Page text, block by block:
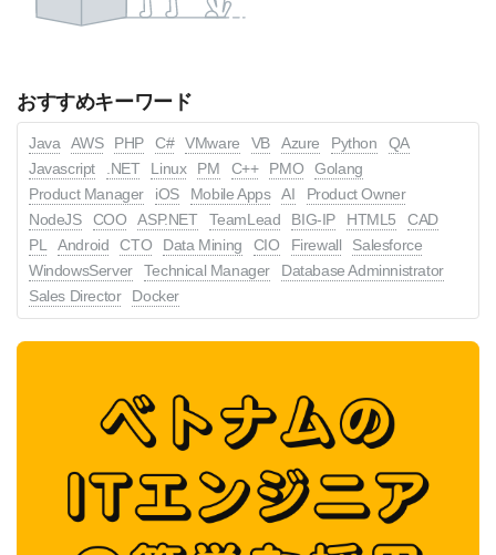
おすすめキーワード
Java AWS PHP C# VMware VB Azure Python
QA
Javascript
.NET Linux PM C++ PMO
Golang
Product Manager
iOS Mobile Apps AI
Product Owner
NodeJS
COO ASP.NET TeamLead BIG-IP HTML5
CAD
PL
Android CTO Data Mining CIO Firewall
Salesforce
WindowsServer
Technical Manager
Database Adminnistrator
Sales Director
Docker